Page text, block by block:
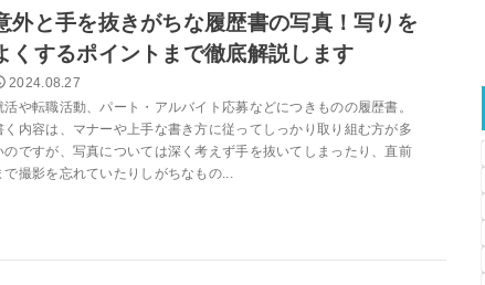
外と手を抜きがちな履歴書の写真！写りを
くするポイントまで徹底解説します
2024.08.27
活や転職活動、パート・アルバイト応募などにつきものの履歴書。
く内容は、マナーや上手な書き方に従ってしっかり取り組む方が多
のですが、写真については深く考えず手を抜いてしまったり、直前
で撮影を忘れていたりしがちなもの...